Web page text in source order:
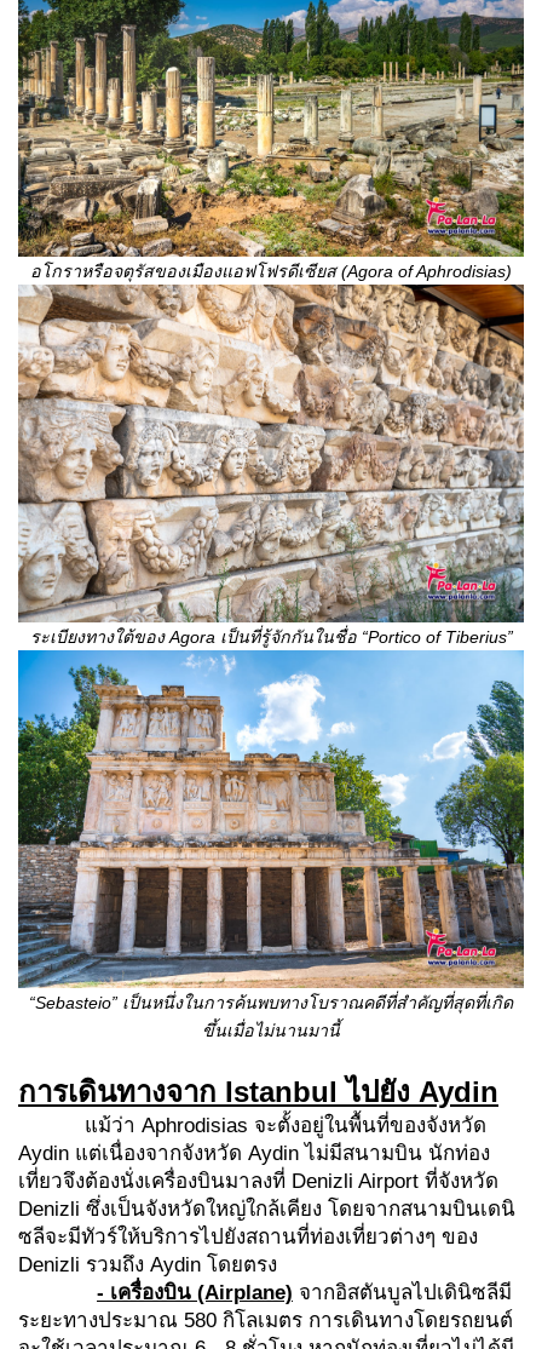
อโกราหรือจตุรัสของเมืองแอฟโฟรดีเซียส (Agora of Aphrodisias)
ระเบียงทางใต้ของAgora เป็นที่รู้จักกันในชื่อ “Portico of Tiberius”
“Sebasteio” เป็นหนึ่งในการค้นพบทางโบราณคดีที่สำคัญที่สุดที่เกิด
ขึ้นเมื่อไม่นานมานี้
การเดินทางจาก Istanbul ไปยัง Aydin
แม้ว่า Aphrodisias จะตั้งอยู่ในพื้นที่ของจังหวัด
Aydin แต่เนื่องจากจังหวัด Aydin ไม่มีสนามบิน นักท่อง
เที่ยวจึงต้องนั่งเครื่องบินมาลงที่ Denizli Airport ที่จังหวัด
Denizli ซึ่งเป็นจังหวัดใหญ่ใกล้เคียง โดยจากสนามบินเดนิ
ซลีจะมีทัวร์ให้บริการไปยังสถานที่ท่องเที่ยวต่างๆ ของ
Denizli รวมถึง Aydin โดยตรง
- เครื่องบิน (Airplane) จากอิสตันบูลไปเดินิซลีมี
ระยะทางประมาณ 580 กิโลเมตร การเดินทางโดยรถยนต์